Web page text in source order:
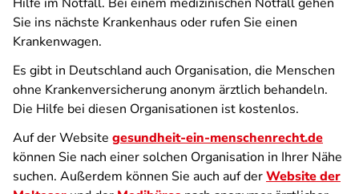
Sie ins nächste Krankenhaus oder rufen Sie einen
Krankenwagen.
Es gibt in Deutschland auch Organisation, die Menschen
ohne Krankenversicherung anonym ärztlich behandeln.
Die Hilfe bei diesen Organisationen ist kostenlos.
Auf der Website gesundheit-ein-menschenrecht.de
können Sie nach einer solchen Organisation in Ihrer Nähe
suchen. Außerdem können Sie auch auf derWebsite der